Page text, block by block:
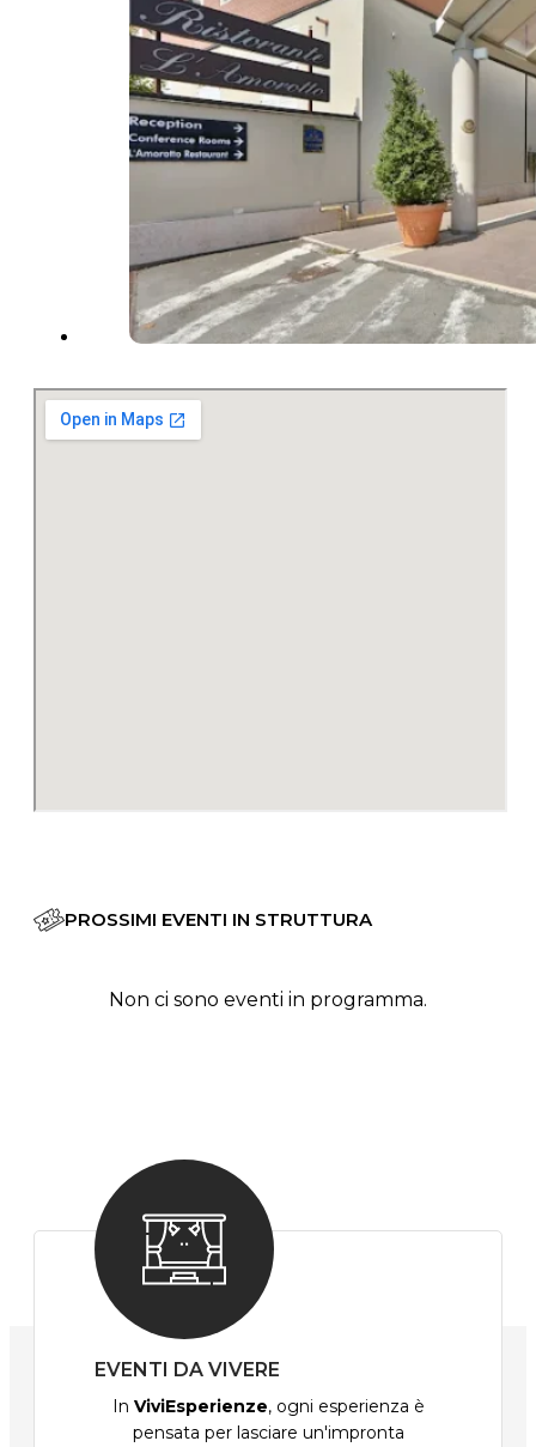
PROSSIMI EVENTI IN STRUTTURA
Non ci sono eventi in programma.
EVENTI DA VIVERE
In ViviEsperienze, ogni esperienza è
pensata per lasciare un'impronta